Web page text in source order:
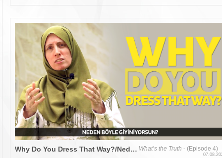
Why Do You Dress That Way?/Neden Böyle Giyiniyorsun? What’s the Truth - (Episode 4)